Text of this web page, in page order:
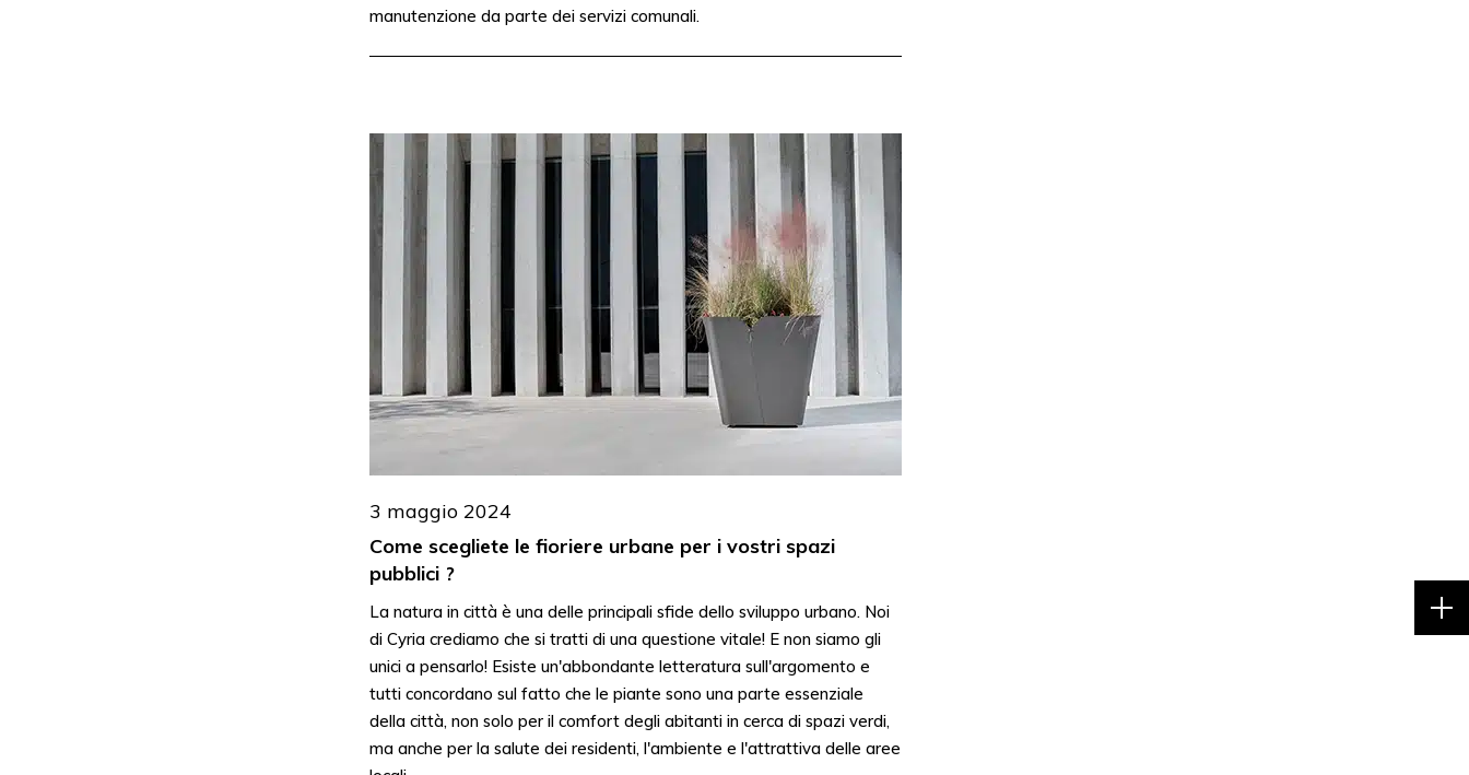
manutenzione da parte dei servizi comunali.
3 maggio 2024
Come scegliete le fioriere urbane per i vostri spazi
pubblici ?
La natura in città è una delle principali sfide dello sviluppo urbano. Noi
di Cyria crediamo che si tratti di una questione vitale! E non siamo gli
unici a pensarlo! Esiste un'abbondante letteratura sull'argomento e
tutti concordano sul fatto che le piante sono una parte essenziale
della città, non solo per il comfort degli abitanti in cerca di spazi verdi,
ma anche per la salute dei residenti, l'ambiente e l'attrattiva delle aree